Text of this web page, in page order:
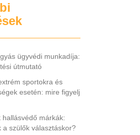
ügyvédi munkadíja:
útmutató
sportokra és
esetén: mire figyelj
hallásvédő márkák:
a szülők választáskor?